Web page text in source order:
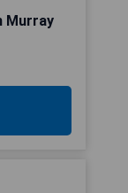
Murray